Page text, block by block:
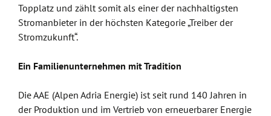
Topplatz und zählt somit als einer der nachhaltigsten
Stromanbieter in der höchsten Kategorie „Treiber der
Stromzukunft“.
Ein Familienunternehmen mit Tradition
Die AAE (Alpen Adria Energie) ist seit rund 140 Jahren in
der Produktion und im Vertrieb von erneuerbarer Energie